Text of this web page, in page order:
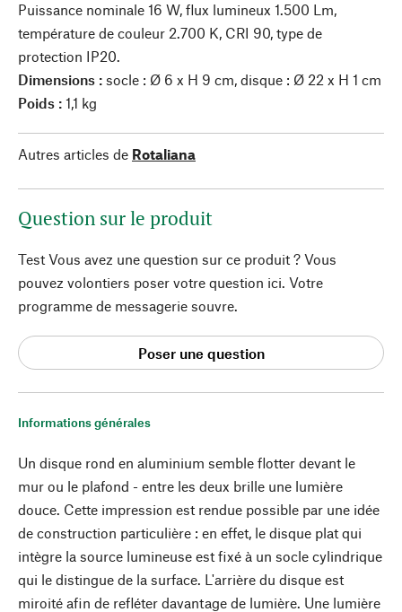
Informations générales
Un disque rond en aluminium semble flotter devant le
mur ou le plafond - entre les deux brille une lumière
douce. Cette impression est rendue possible par une idée
de construction particulière : en effet, le disque plat qui
intègre la source lumineuse est fixé à un socle cylindrique
qui le distingue de la surface. L'arrière du disque est
miroité afin de refléter davantage de lumière. Une lumière
Puissance nominale 16 W, flux lumineux 1.500 Lm,
température de couleur 2.700 K, CRI 90, type de
protection IP20.
Dimensions : socle : Ø 6 x H 9 cm, disque : Ø 22 x H 1 cm
Poids : 1,1 kg
Autres articles de Rotaliana
Question sur le produit
Test Vous avez une question sur ce produit ? Vous
pouvez volontiers poser votre question ici. Votre
programme de messagerie souvre.
Poser une question